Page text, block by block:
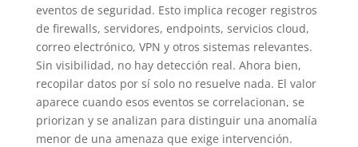
eventos de seguridad. Esto implica recoger registros
de firewalls, servidores, endpoints, servicios cloud,
correo electrónico, VPN y otros sistemas relevantes.
Sin visibilidad, no hay detección real. Ahora bien,
recopilar datos por sí solo no resuelve nada. El valor
aparece cuando esos eventos se correlacionan, se
priorizan y se analizan para distinguir una anomalía
menor de una amenaza que exige intervención.